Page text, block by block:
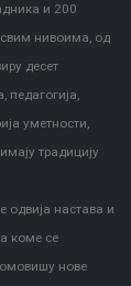
и 200
нивоима, од
десет
педагогија,
уметности,
традицију
одвија настава и
коме се
нове